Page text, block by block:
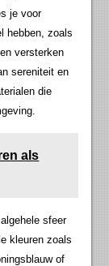
je voor
hebben, zoals
versterken
sereniteit en
die
als
sfeer
kleuren zoals
of